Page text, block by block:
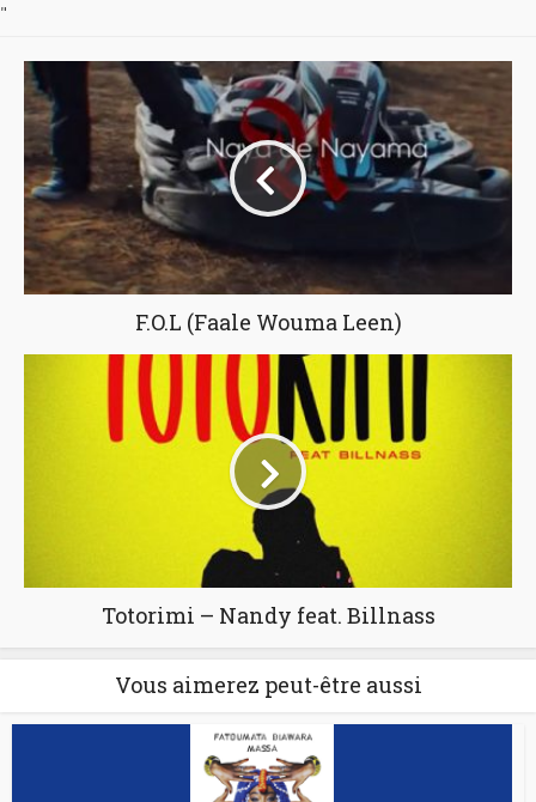
"
F.O.L (Faale Wouma Leen)
Totorimi – Nandy feat. Billnass
Vous aimerez peut-être aussi